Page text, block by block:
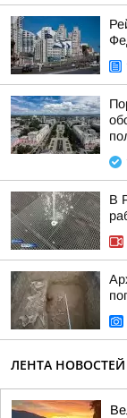
В
ЛЕНТА НОВОСТЕЙ